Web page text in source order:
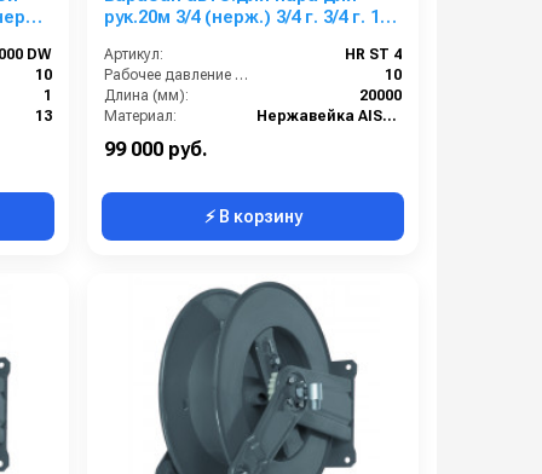
DW
10
1
13
рук.20м 3/4 (нерж.) 3/4 г. 3/4 г. 10
Артикул:
HR ST 4
Рабочее давление (бар):
10
Длина (мм):
20000
Материал:
Нержавейка AISI 304
99 000 руб.
⚡ В корзину